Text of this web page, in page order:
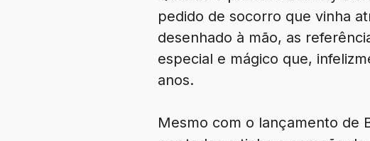
pedido de socorro que vinha
desenhado à mão, as
especial e mágico que,
anos.
Mesmo com o lançamento de